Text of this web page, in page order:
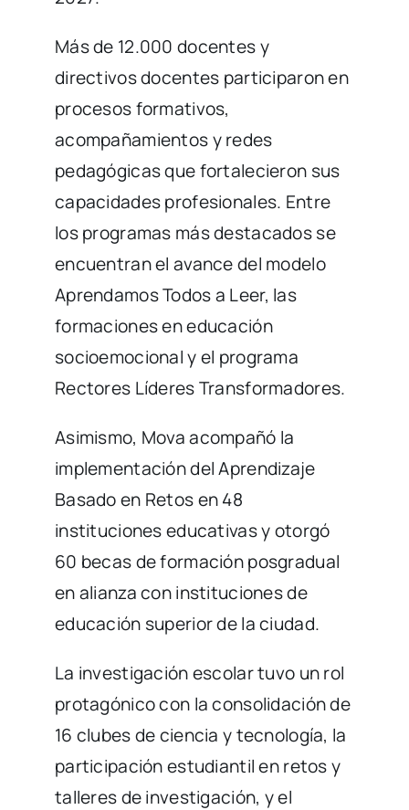
Más de 12.000 docentes y
directivos docentes participaron en
procesos formativos,
acompañamientos y redes
pedagógicas que fortalecieron sus
capacidades profesionales. Entre
los programas más destacados se
encuentran el avance del modelo
Aprendamos Todos a Leer, las
formaciones en educación
socioemocional y el programa
Rectores Líderes Transformadores.
Asimismo, Mova acompañó la
implementación del Aprendizaje
Basado en Retos en 48
instituciones educativas y otorgó
60 becas de formación posgradual
en alianza con instituciones de
educación superior de la ciudad.
La investigación escolar tuvo un rol
protagónico con la consolidación de
16 clubes de ciencia y tecnología, la
participación estudiantil en retos y
talleres de investigación, y el